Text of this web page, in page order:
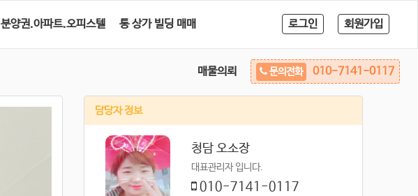
분양권.아파트.오피스텔 통 상가 빌딩 매매 로그인 회원가입
문의전화 010-7141-0117
매물의뢰
담당자 정보
청담 오소장
대표관리자 입니다.
010-7141-0117